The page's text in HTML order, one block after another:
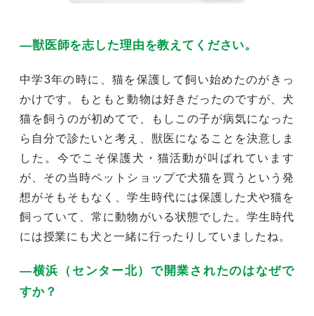
―獣医師を志した理由を教えてください。
中学3年の時に、猫を保護して飼い始めたのがきっ
かけです。もともと動物は好きだったのですが、犬
猫を飼うのが初めてで、もしこの子が病気になった
ら自分で診たいと考え、獣医になることを決意しま
した。今でこそ保護犬・猫活動が叫ばれています
が、その当時ペットショップで犬猫を買うという発
想がそもそもなく、学生時代には保護した犬や猫を
飼っていて、常に動物がいる状態でした。学生時代
には授業にも犬と一緒に行ったりしていましたね。
―横浜（センター北）で開業されたのはなぜで
すか？